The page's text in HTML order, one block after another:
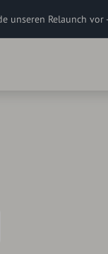
unseren Relaunch vor